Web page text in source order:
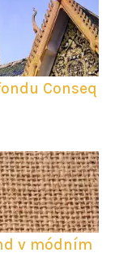
Conseq
v módním